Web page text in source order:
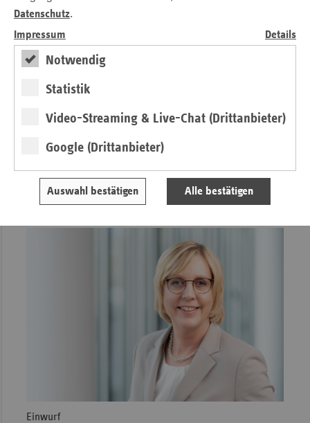
Datenschutz.
Impressum
Details
Notwendig
Statistik
Video-Streaming & Live-Chat (Drittanbieter)
Google (Drittanbieter)
Auswahl bestätigen Alle bestätigen
Bundesweit und regional stark
von Michaela Gottfried
Einwurf